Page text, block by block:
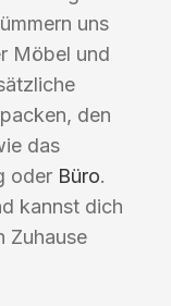
uns
Möbel und
den
das
oder Büro.
kannst dich
Zuhause